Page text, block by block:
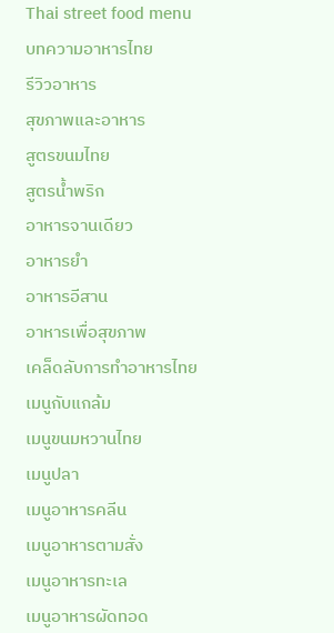
Thai street food menu
บทความอาหารไทย
รีวิวอาหาร
สุขภาพและอาหาร
สูตรขนมไทย
สูตรน้ำพริก
อาหารจานเดียว
อาหารยำ
อาหารอีสาน
อาหารเพื่อสุขภาพ
เคล็ดลับการทำอาหารไทย
เมนูกับแกล้ม
เมนูขนมหวานไทย
เมนูปลา
เมนูอาหารคลีน
เมนูอาหารตามสั่ง
เมนูอาหารทะเล
เมนูอาหารผัดทอด